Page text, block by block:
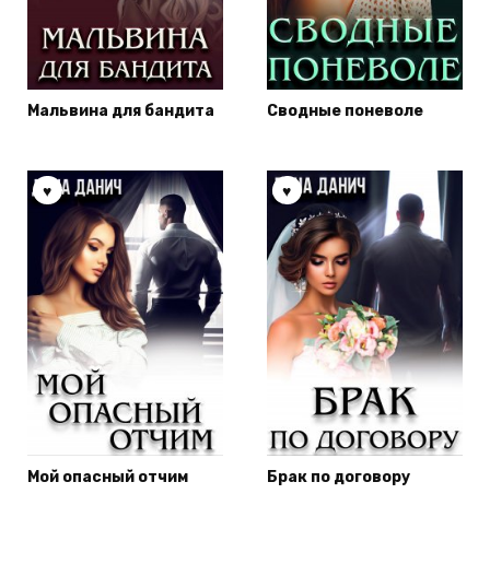
Мальвина для бандита Сводные поневоле
Мой опасный отчим Брак по договору